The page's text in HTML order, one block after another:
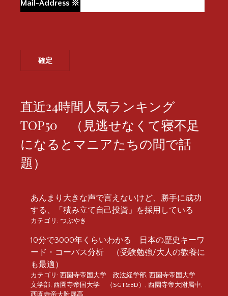
Mail-Address ※
直近24時間人気ランキング
TOP50 （見逃せなくて寝不足
になるとマニアたちの間で話
題）
あんまり大きな声で言えないけど、勝手に成功
する、「積み立て自己投資」を採用している
カテゴリ: つぶやき
10分で3000年くらいわかる 日本の歴史キーワ
ード・コーパス分析 （受験勉強/大人の教養に
も最適）
カテゴリ: 西園寺帝国大学 政法経学部 西園寺帝国大学
文学部 西園寺帝国大学 （SGT&BD） 西園寺帝大附属中
西園寺帝大附属高